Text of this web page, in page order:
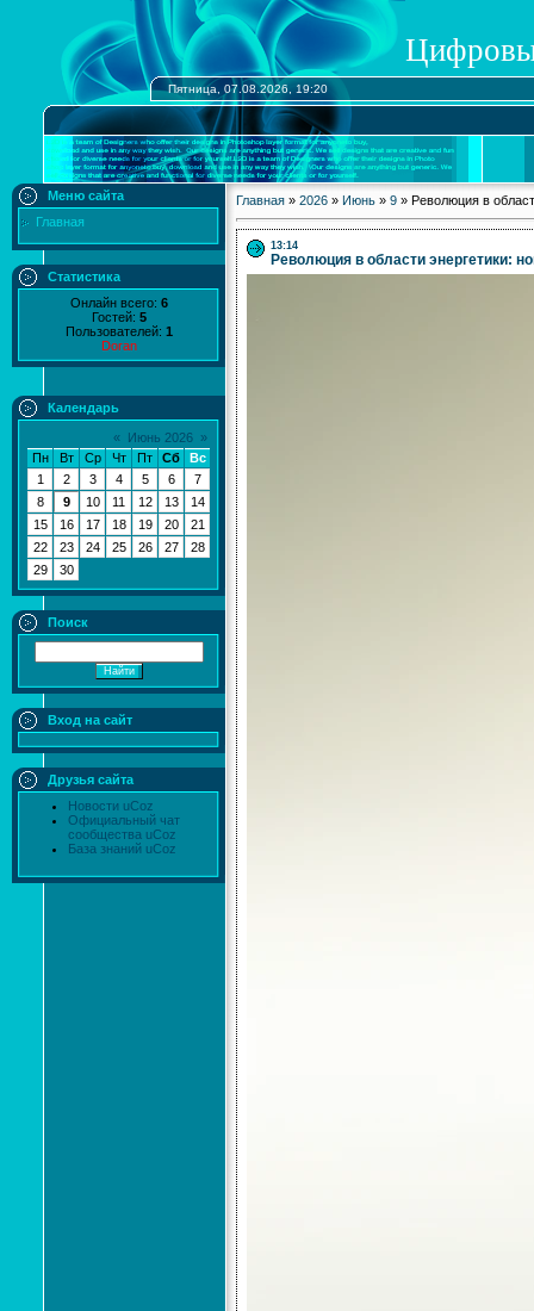
Пятница, 07.08.2026, 19:20
Меню сайта
Главная
Статистика
Онлайн всего: 6
Гостей: 5
Пользователей: 1
Doran
Календарь
« Июнь 2026 »
Пн
Вт Ср Чт Пт Сб
Вс
1
2 3 4 5 6
7
8
9 10 11 12 13
14
15
16 17 18 19 20
21
22
23 24 25 26 27
28
29
30
Поиск
Вход на сайт
Друзья сайта
Новости uCoz
Официальный чат
сообщества uCoz
База знаний uCoz
Главная » 2026 » Июнь » 9 » Революция в
13:14
Революция в области энергетики: